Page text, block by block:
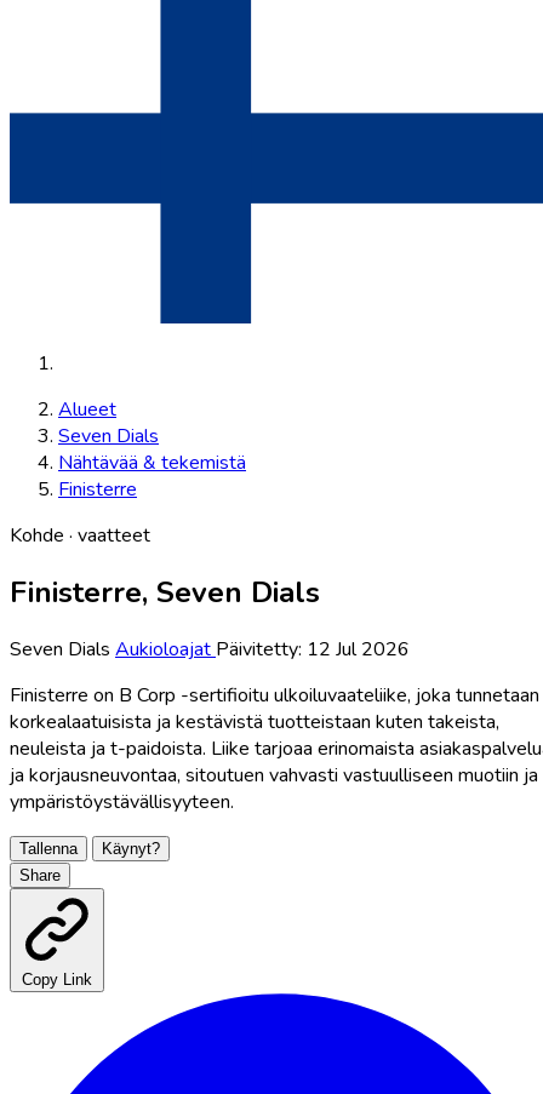
Alueet
Seven Dials
Nähtävää & tekemistä
Finisterre
Kohde · vaatteet
Finisterre, Seven Dials
Seven Dials Aukioloajat Päivitetty: 12 Jul 2026
Finisterre on B Corp -sertifioitu ulkoiluvaateliike, joka tunnetaan
korkealaatuisista ja kestävistä tuotteistaan kuten takeista,
neuleista ja t-paidoista. Liike tarjoaa erinomaista
ja korjausneuvontaa, sitoutuen vahvasti vastuulliseen muotiin ja
ympäristöystävällisyyteen.
Tallenna
Käynyt?
Share
Copy Link